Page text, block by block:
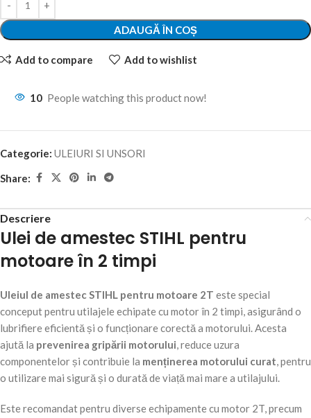
ADAUGĂ ÎN COȘ
Add to compare Add to wishlist
10 People watching this product now!
Categorie: ULEIURI SI UNSORI
Share:
Descriere
Ulei de amestec STIHL pentru
motoare în 2 timpi
Uleiul de amestec STIHL pentru motoare 2T este special
conceput pentru utilajele echipate cu motor în 2 timpi, asigurând o
lubrifiere eficientă și o funcționare corectă a motorului. Acesta
ajută la prevenirea gripării motorului, reduce uzura
componentelor și contribuie la menținerea motorului curat, pentru
o utilizare mai sigură și o durată de viață mai mare a utilajului.
Este recomandat pentru diverse echipamente cu motor 2T, precum